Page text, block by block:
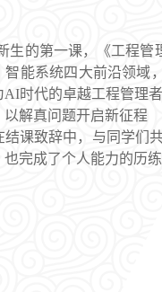
生的第一课，《工程管
智能系统‌四大前沿领域
时代的卓越工程管理者
以解真问题开启新征程
结课致辞中，与同学们
完成了个人能力的历